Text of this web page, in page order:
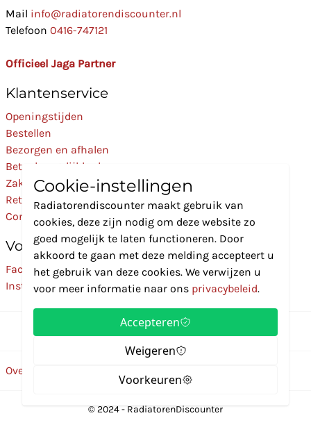
Mail info@radiatorendiscounter.nl
Telefoon 0416-747121
Officieel Jaga Partner
Klantenservice
Openingstijden
Bestellen
Bezorgen en afhalen
Betaalmogelijkheden
Zakelijk
Retourneren
Contact
Volg Ons
Facebook
Instagram
Over ons
© 2024 - RadiatorenDiscounter
Cookie-instellingen
Radiatorendiscounter maakt gebruik van
cookies, deze zijn nodig om deze website zo
goed mogelijk te laten functioneren. Door
akkoord te gaan met deze melding accepteert u
het gebruik van deze cookies. We verwijzen u
voor meer informatie naar ons privacybeleid.
Accepteren
Weigeren
Voorkeuren